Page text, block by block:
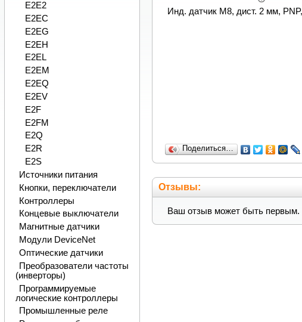
Инд. датчик M8, дист. 2 мм,
Поделиться…
Отзывы:
Ваш отзыв может быть первым.
E2E2
E2EC
E2EG
E2EH
E2EL
E2EM
E2EQ
E2EV
E2F
E2FM
E2Q
E2R
E2S
Источники питания
Кнопки, переключатели
Контроллеры
Концевые выключатели
Магнитные датчики
Модули DeviceNet
Оптические датчики
Преобразователи частоты
(инверторы)
Программируемые
логические контроллеры
Промышленные реле